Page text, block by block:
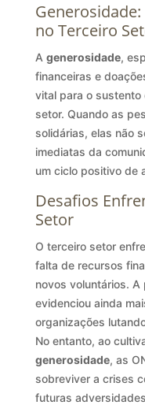
no Terceiro
A generosidade,
financeiras e
vital para o
setor. Quando as
solidárias, elas não
imediatas da
um ciclo positivo de
Desafios
Setor
O terceiro setor
falta de recursos
novos voluntários. A
evidenciou ainda
organizações
No entanto, ao
generosidade, as
sobreviver a crises
futuras